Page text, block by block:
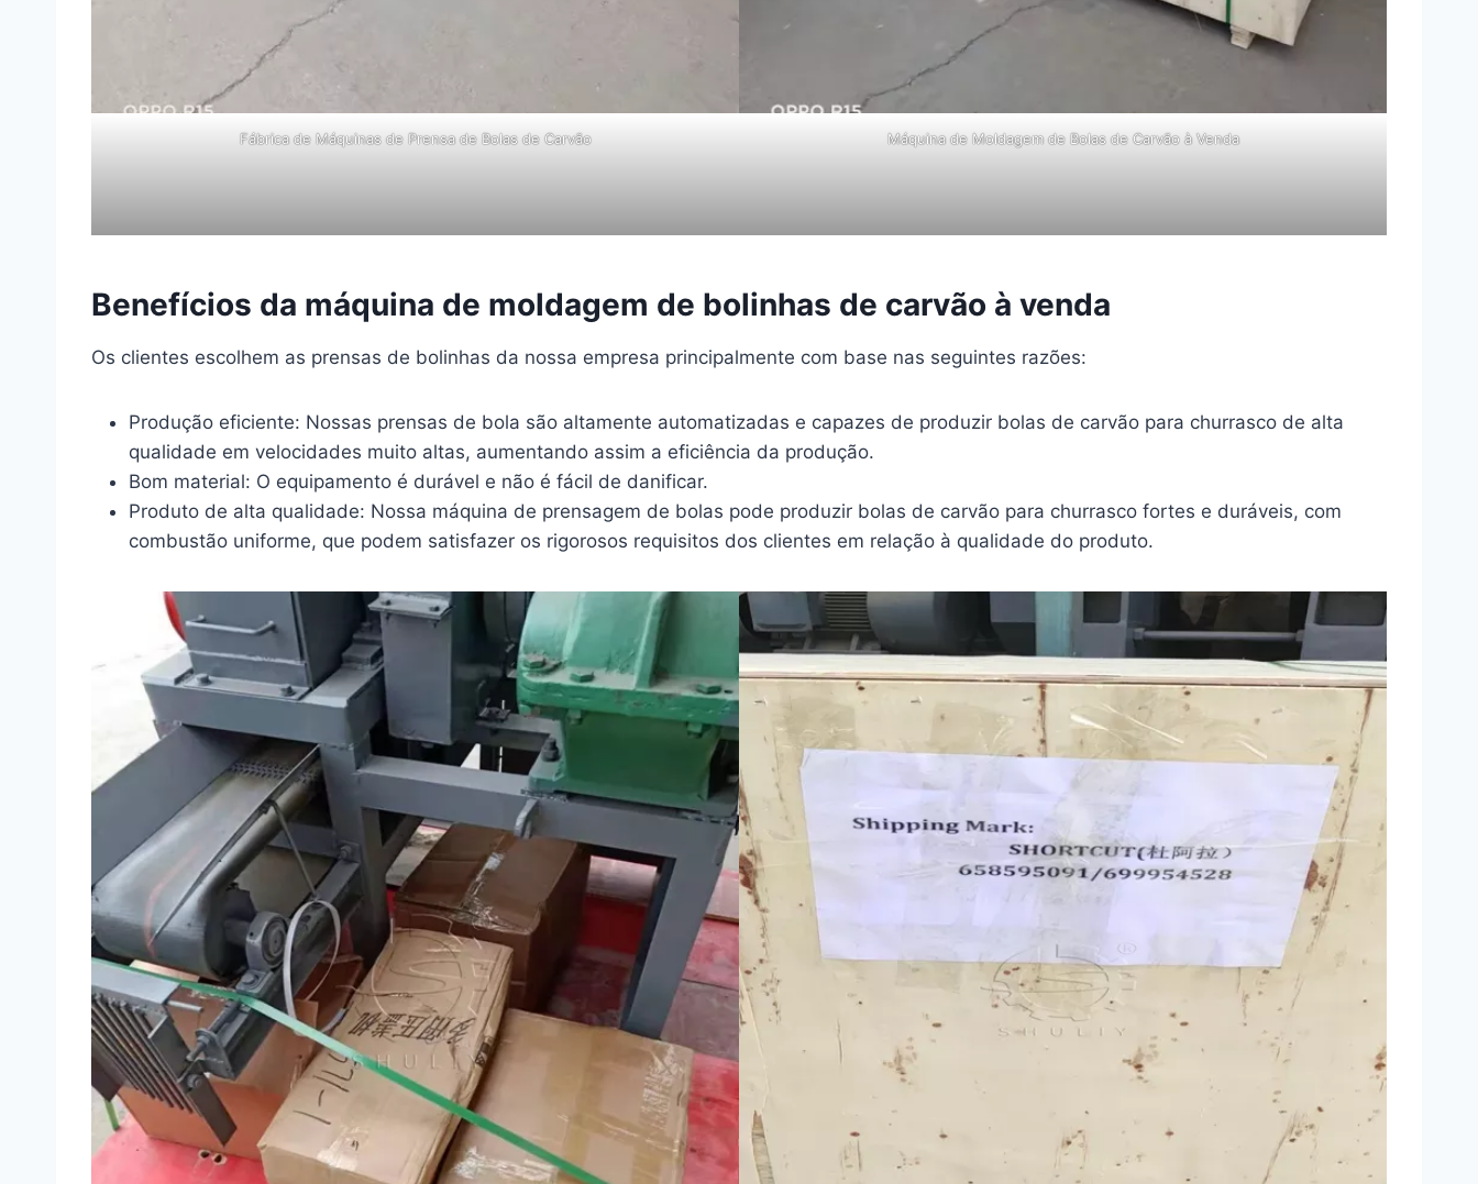
Fábrica de Máquinas de Prensa de Bolas de Carvão Máquina de Moldagem de Bolas de Carvão à Venda
Benefícios da máquina de moldagem de bolinhas de carvão à venda
Os clientes escolhem as prensas de bolinhas da nossa empresa principalmente com base nas seguintes razões:
Produção eficiente: Nossas prensas de bola são altamente automatizadas e capazes de produzir bolas de carvão para churrasco de alta
qualidade em velocidades muito altas, aumentando assim a eficiência da produção.
Bom material: O equipamento é durável e não é fácil de danificar.
Produto de alta qualidade: Nossa máquina de prensagem de bolas pode produzir bolas de carvão para churrasco fortes e duráveis, com
combustão uniforme, que podem satisfazer os rigorosos requisitos dos clientes em relação à qualidade do produto.